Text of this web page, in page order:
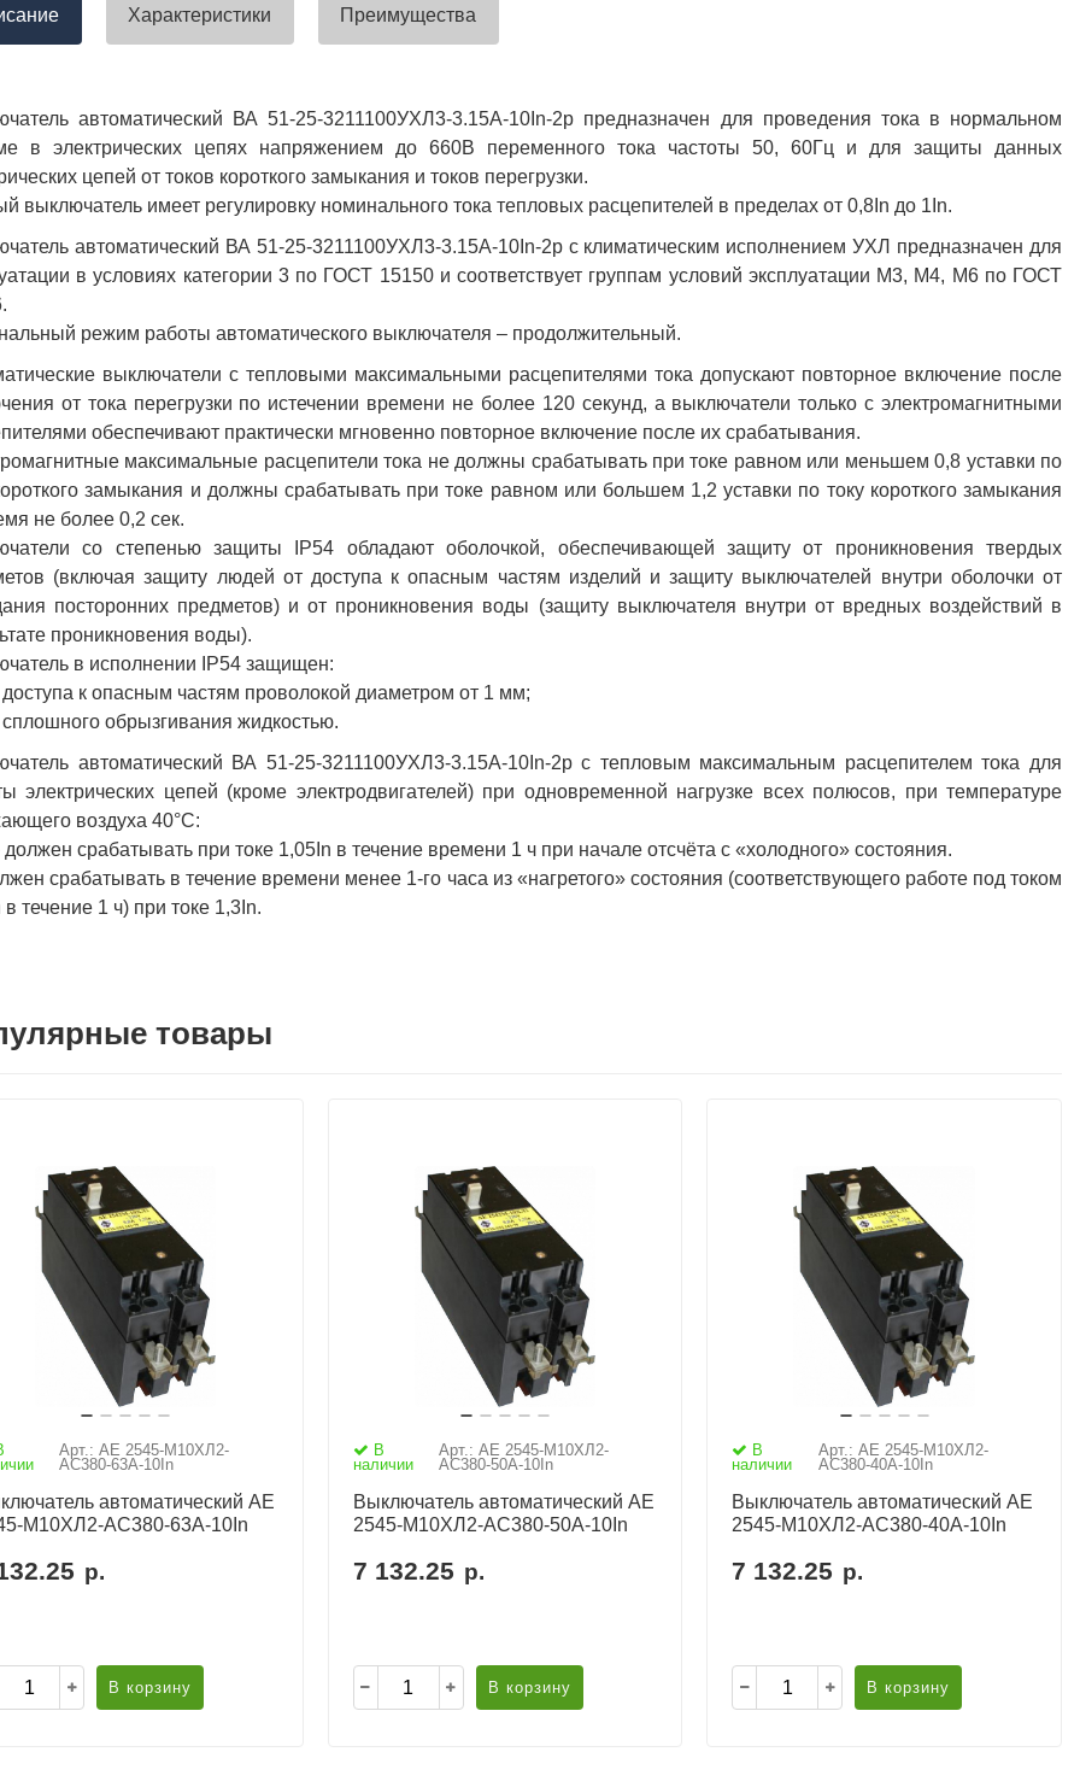
Характеристики Преимущества
автоматический ВА 51-25-3211100УХЛ3-3.15А-10In-2р предназначен для проведения тока в нормальном
в электрических цепях напряжением до 660В переменного тока частоты 50, 60Гц и для защиты данных
цепей от токов короткого замыкания и токов перегрузки.
выключатель имеет регулировку номинального тока тепловых расцепителей в пределах от 0,8In до 1In.
автоматический ВА 51-25-3211100УХЛ3-3.15А-10In-2р с климатическим исполнением УХЛ предназначен для
в условиях категории 3 по ГОСТ 15150 и соответствует группам условий эксплуатации М3, М4, М6 по ГОСТ
режим работы автоматического выключателя – продолжительный.
выключатели с тепловыми максимальными расцепителями тока допускают повторное включение после
от тока перегрузки по истечении времени не более 120 секунд, а выключатели только с электромагнитными
обеспечивают практически мгновенно повторное включение после их срабатывания.
максимальные расцепители тока не должны срабатывать при токе равном или меньшем 0,8 уставки по
замыкания и должны срабатывать при токе равном или большем 1,2 уставки по току короткого замыкания
не более 0,2 сек.
со степенью защиты IP54 обладают оболочкой, обеспечивающей защиту от проникновения твердых
(включая защиту людей от доступа к опасным частям изделий и защиту выключателей внутри оболочки от
посторонних предметов) и от проникновения воды (защиту выключателя внутри от вредных воздействий в
проникновения воды).
в исполнении IP54 защищен:
к опасным частям проволокой диаметром от 1 мм;
обрызгивания жидкостью.
автоматический ВА 51-25-3211100УХЛ3-3.15А-10In-2р с тепловым максимальным расцепителем тока для
электрических цепей (кроме электродвигателей) при одновременной нагрузке всех полюсов, при температуре
воздуха 40°С:
срабатывать при токе 1,05In в течение времени 1 ч при начале отсчёта с «холодного» состояния.
срабатывать в течение времени менее 1-го часа из «нагретого» состояния (соответствующего работе под током
в течение 1 ч) при токе 1,3In.
товары
Арт.: АЕ 2545-М10ХЛ2-
AC380-63А-10In
автоматический АЕ
М10ХЛ2-AC380-63А-10In
р.
В корзину
В
наличии
Арт.: АЕ 2545-М10ХЛ2-
AC380-50А-10In
Выключатель автоматический АЕ
2545-М10ХЛ2-AC380-50А-10In
7 132.25 р.
В корзину
В
наличии
Арт.: АЕ 2545-М10ХЛ2-
AC380-40А-10In
Выключатель автоматический АЕ
2545-М10ХЛ2-AC380-40А-10In
7 132.25 р.
В корзину